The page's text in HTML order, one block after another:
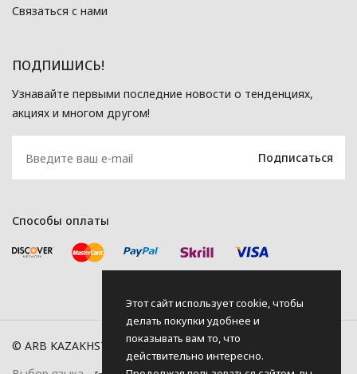
Связаться с нами
ПОДПИШИСЬ!
Узнавайте первыми последние новости о тенденциях,
акциях и многом другом!
Способы оплаты
© ARB KAZAKHSTAN, 2026
Этот сайт использует cookie, чтобы
делать покупки удобнее и
показывать вам то, что
действительно интересно.